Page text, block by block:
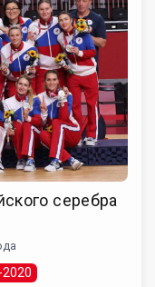
серебра